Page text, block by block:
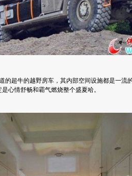
超牛的越野房车，其内部空间设施都是一流
心情舒畅和霸气燃烧整个盛夏哈。